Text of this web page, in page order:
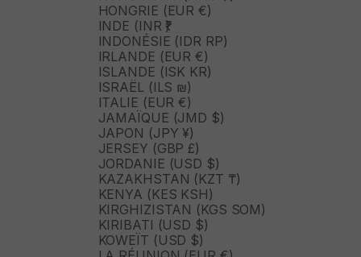
HONGRIE (EUR €)
INDE (INR ₹)
INDONÉSIE (IDR RP)
IRLANDE (EUR €)
ISLANDE (ISK KR)
ISRAËL (ILS ₪)
ITALIE (EUR €)
JAMAÏQUE (JMD $)
JAPON (JPY ¥)
JERSEY (GBP £)
JORDANIE (USD $)
KAZAKHSTAN (KZT ₸)
KENYA (KES KSH)
KIRGHIZISTAN (KGS SOM)
KIRIBATI (USD $)
KOWEÏT (USD $)